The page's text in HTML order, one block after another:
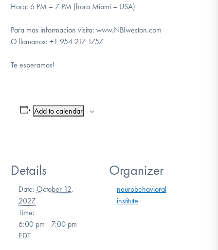
Hora: 6 PM – 7 PM (hora Miami – USA)
Para mas informacion visita: www.NBIweston.com
O llamanos: +1 954 217 1757
Te esperamos!
Add to calendar
Details
Date: October 12,
2027
Time:
6:00 pm - 7:00 pm
EDT
Organizer
neurobehavioral
institute